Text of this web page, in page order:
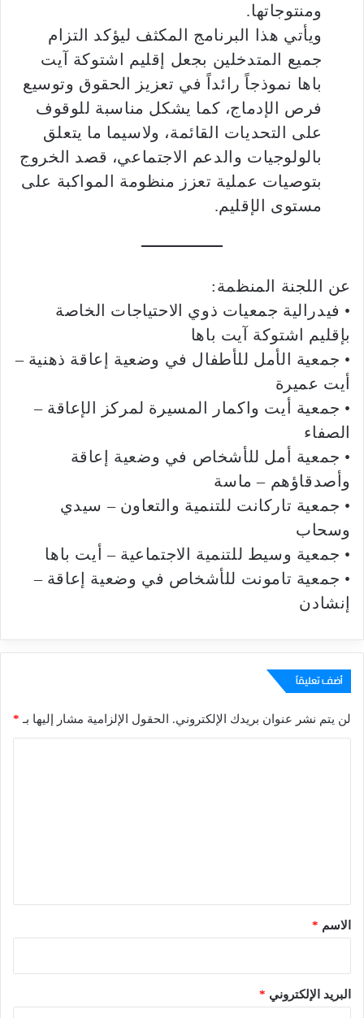
ومنتوجاتها.
ويأتي هذا البرنامج المكثف ليؤكد التزام
جميع المتدخلين بجعل إقليم اشتوكة آيت
باها نموذجاً رائداً في تعزيز الحقوق وتوسيع
فرص الإدماج، كما يشكل مناسبة للوقوف
على التحديات القائمة، ولاسيما ما يتعلق
بالولوجيات والدعم الاجتماعي، قصد الخروج
بتوصيات عملية تعزز منظومة المواكبة على
مستوى الإقليم.
عن اللجنة المنظمة:
• فيدرالية جمعيات ذوي الاحتياجات الخاصة
بإقليم اشتوكة آيت باها
• جمعية الأمل للأطفال في وضعية إعاقة ذهنية –
أيت عميرة
• جمعية أيت واكمار المسيرة لمركز الإعاقة –
الصفاء
• جمعية أمل للأشخاص في وضعية إعاقة
وأصدقاؤهم – ماسة
• جمعية تاركانت للتنمية والتعاون – سيدي
وسحاب
• جمعية وسيط للتنمية الاجتماعية – أيت باها
• جمعية تامونت للأشخاص في وضعية إعاقة –
إنشادن
أضف تعليقاً
لن يتم نشر عنوان بريدك الإلكتروني. الحقول الإلزامية مشار إليها بـ *
*الاسم *
البريد الإلكتروني *